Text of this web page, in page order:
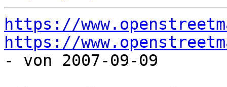
https://
https://
- von 2007-09-09